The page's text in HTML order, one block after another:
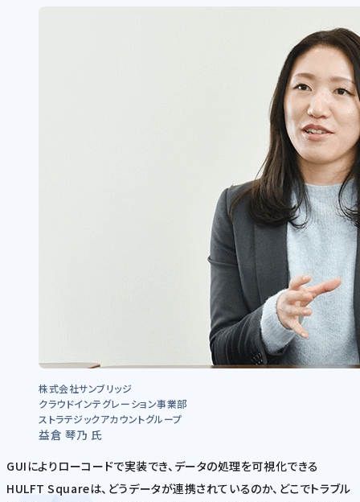
株式会社サンブリッジ
クラウドインテグレーション事業部
ストラテジックアカウントグループ
益倉 琴乃 氏
GUIによりローコードで実装でき、データの処理を可視化できる
HULFT Squareは、どうデータが連携されているのか、どこでトラブル